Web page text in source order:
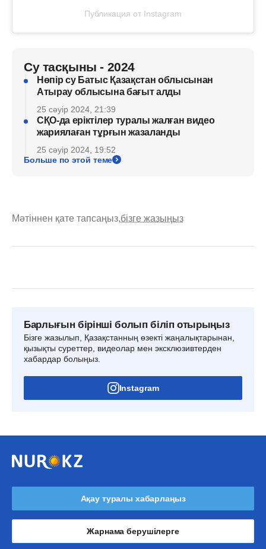
Публикация от Instagram
Су тасқыны - 2024
Нөпір су Батыс Қазақстан облысынан
Атырау облысына бағыт алды
25 сәуір 2024, 21:39
СҚО-да еріктілер туралы жалған видео
жариялаған тұрғын жазаланды
25 сәуір 2024, 19:52
Больше по этой теме
Мәтіннен қате тапсаңыз,бізге жазыңыз
Барлығын бірінші болып біліп отырыңыз
Бізге жазылып, Қазақстанның өзекті жаңалықтарынан,
қызықты суреттер, видеолар мен эксклюзивтерден
хабардар болыңыз.
Instagram
Ақау туралы хабарлаңыз
Жарнама берушілерге